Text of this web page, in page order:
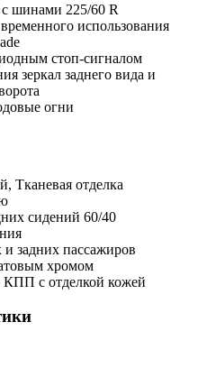
шинами 225/60 R
использования
стоп-сигналом
зеркал заднего вида и
огни
Тканевая отделка
сидений 60/40
задних пассажиров
хромом
КПП с отделкой кожей